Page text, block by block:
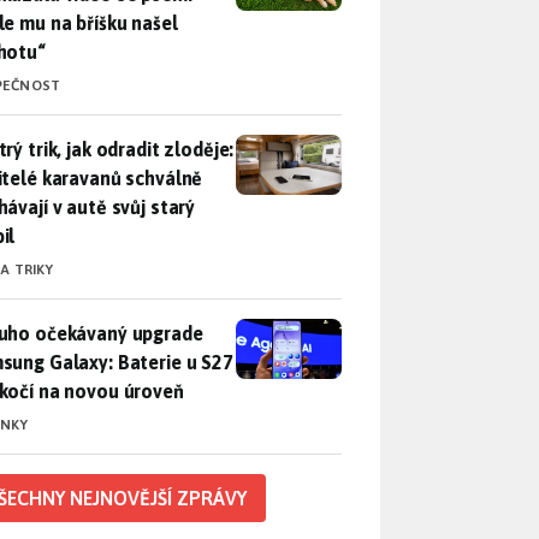
mu na bříšku našel
trik, jak odradit zloděje: Majitelé karavanů schválně
trik, jak odradit zloděje:
karavanů schválně
v autě svůj starý
TRIKY
očekávaný upgrade Samsung Galaxy: Baterie u S27
očekávaný upgrade
Galaxy: Baterie u S27
na novou úroveň
NEJNOVĚJŠÍ ZPRÁVY